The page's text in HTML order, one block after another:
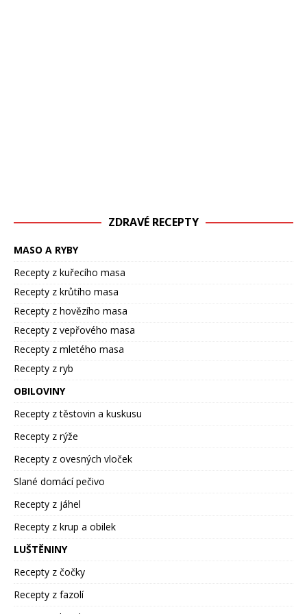
ZDRAVÉ RECEPTY
MASO A RYBY
Recepty z kuřecího masa
Recepty z krůtího masa
Recepty z hovězího masa
Recepty z vepřového masa
Recepty z mletého masa
Recepty z ryb
OBILOVINY
Recepty z těstovin a kuskusu
Recepty z rýže
Recepty z ovesných vloček
Slané domácí pečivo
Recepty z jáhel
Recepty z krup a obilek
LUŠTĚNINY
Recepty z čočky
Recepty z fazolí